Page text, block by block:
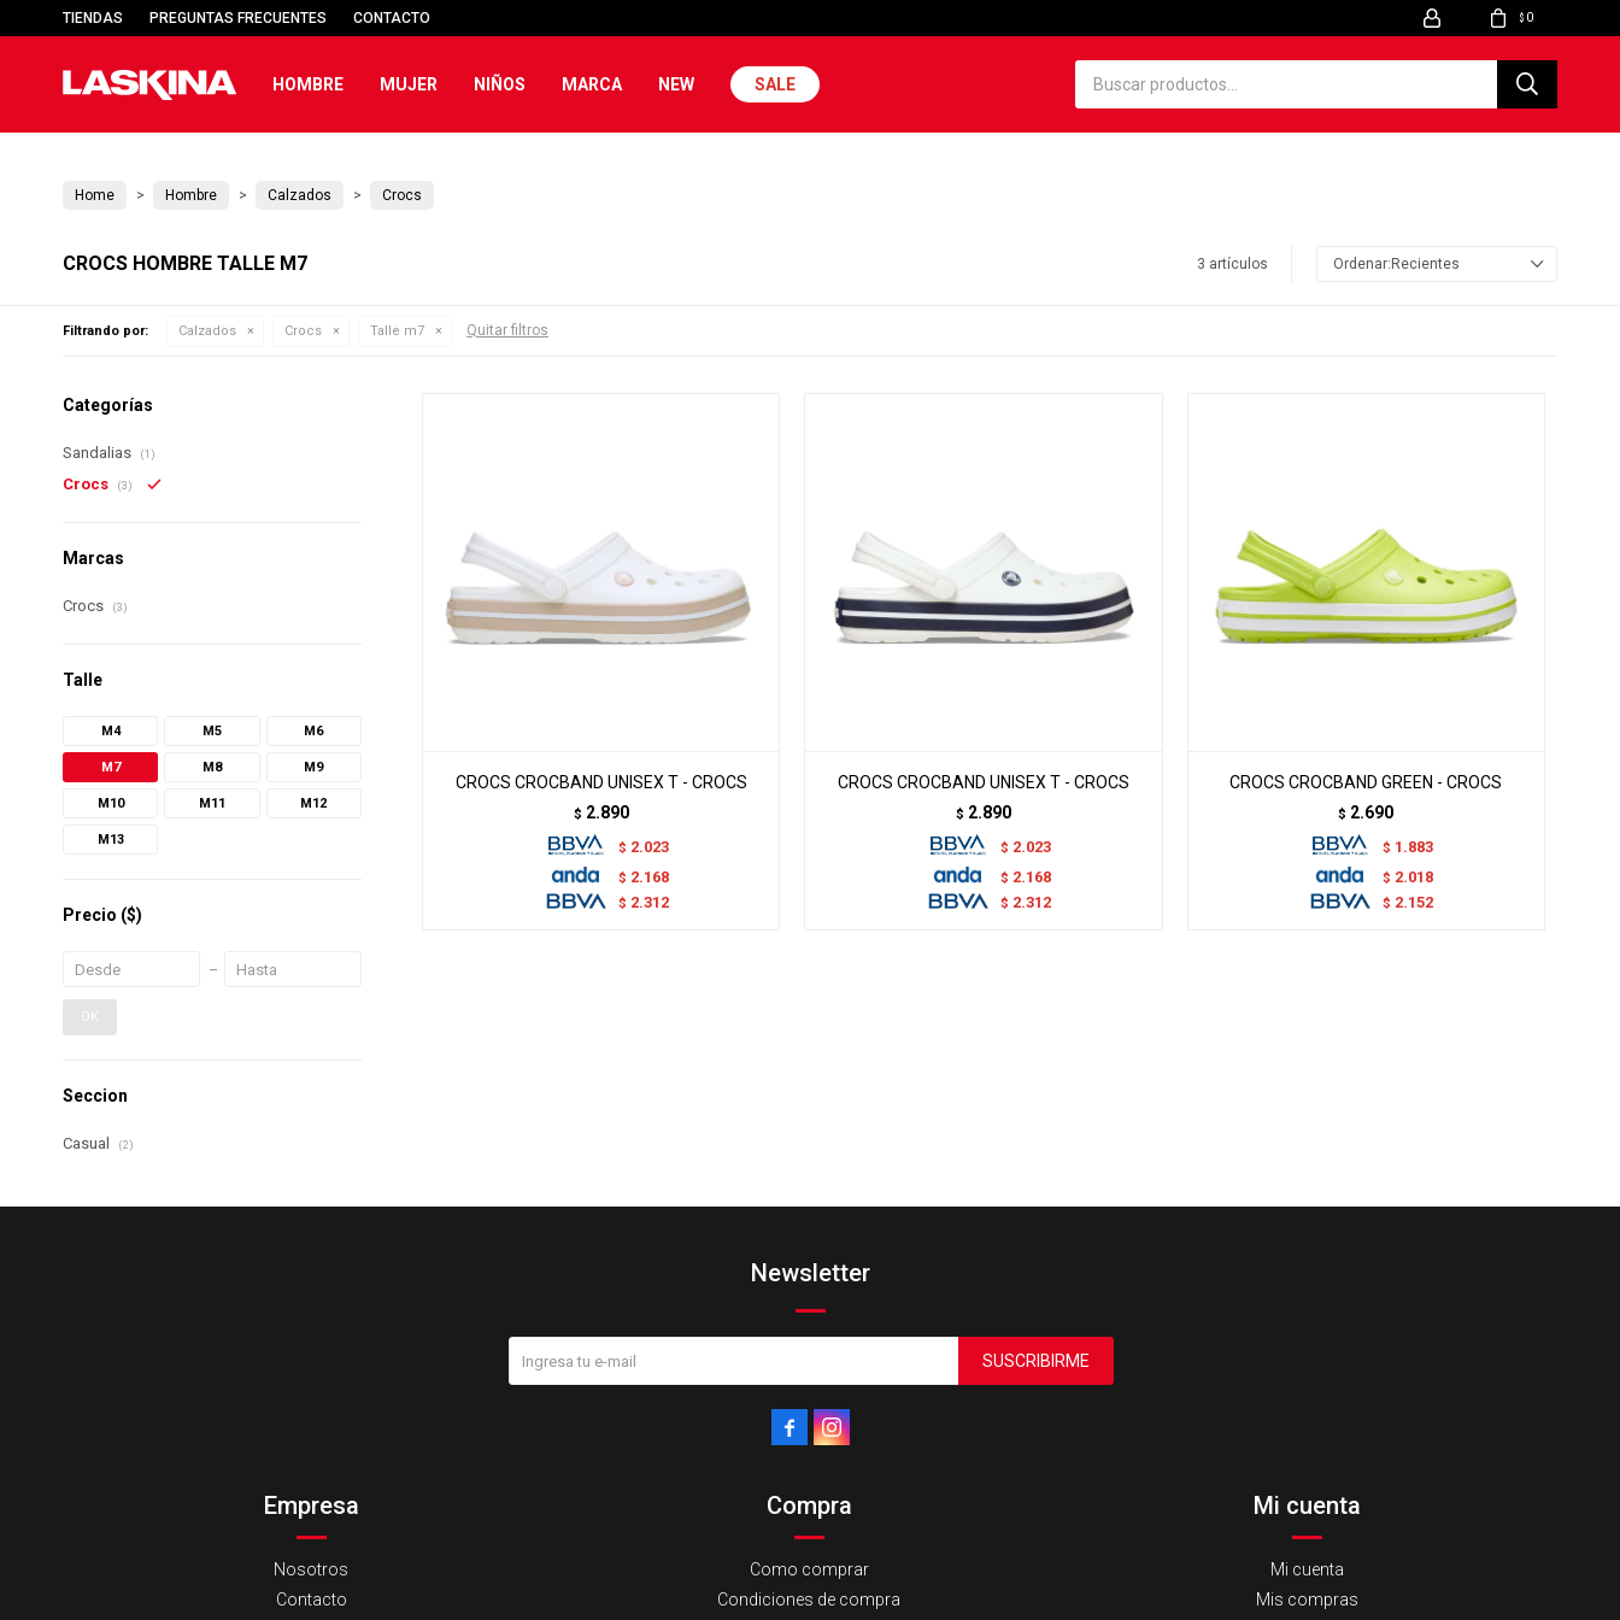
HOMBRE MUJER NIÑOS MARCA NEW SALE
$ 0
TIENDAS PREGUNTAS FRECUENTES CONTACTO
Home Hombre Calzados Crocs
CROCS HOMBRE TALLE M7 3 artículos Recientes
Filtrando por: Calzados Crocs Talle m7 Quitar filtros
CROCS CROCBAND UNISEX T - CROCS
$ 2.890
$ 2.023
$ 2.168
$ 2.312
CROCS CROCBAND UNISEX T - CROCS
$ 2.890
$ 2.023
$ 2.168
$ 2.312
CROCS CROCBAND GREEN - CROCS
$ 2.690
$ 1.883
$ 2.018
$ 2.152
Categorías
Sandalias (1)
Crocs (3)
Marcas
Crocs (3)
Talle
M4 M5 M6
M7 M8 M9
M10 M11 M12
M13
Precio ($)
OK
Seccion
Casual (2)
Empresa
Nosotros
Contacto
Compra
Como comprar
Condiciones de compra
Mi cuenta
Mi cuenta
Mis compras
Newsletter
SUSCRIBIRME
 